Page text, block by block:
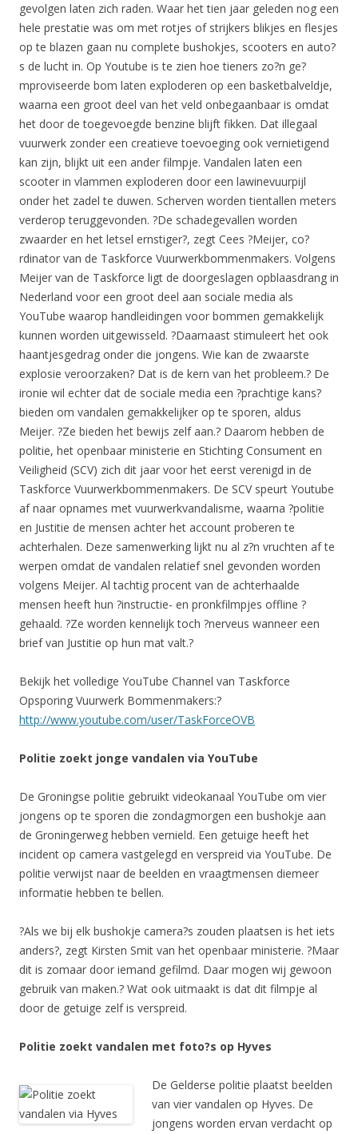
gevolgen laten zich raden. Waar het tien jaar geleden nog een
hele prestatie was om met rotjes of strijkers blikjes en flesjes
op te blazen gaan nu complete bushokjes, scooters en auto?
s de lucht in. Op Youtube is te zien hoe tieners zo?n ge?
mproviseerde bom laten exploderen op een basketbalveldje,
waarna een groot deel van het veld onbegaanbaar is omdat
het door de toegevoegde benzine blijft fikken. Dat illegaal
vuurwerk zonder een creatieve toevoeging ook vernietigend
kan zijn, blijkt uit een ander filmpje. Vandalen laten een
scooter in vlammen exploderen door een lawinevuurpijl
onder het zadel te duwen. Scherven worden tientallen meters
verderop teruggevonden. ?De schadegevallen worden
zwaarder en het letsel ernstiger?, zegt Cees ?Meijer, co?
rdinator van de Taskforce Vuurwerkbommenmakers. Volgens
Meijer van de Taskforce ligt de doorgeslagen opblaasdrang in
Nederland voor een groot deel aan sociale media als
YouTube waarop handleidingen voor bommen gemakkelijk
kunnen worden uitgewisseld. ?Daarnaast stimuleert het ook
haantjesgedrag onder die jongens. Wie kan de zwaarste
explosie veroorzaken? Dat is de kern van het probleem.? De
ironie wil echter dat de sociale media een ?prachtige kans?
bieden om vandalen gemakkelijker op te sporen, aldus
Meijer. ?Ze bieden het bewijs zelf aan.? Daarom hebben de
politie, het openbaar ministerie en Stichting Consument en
Veiligheid (SCV) zich dit jaar voor het eerst verenigd in de
Taskforce Vuurwerkbommenmakers. De SCV speurt Youtube
af naar opnames met vuurwerkvandalisme, waarna ?politie
en Justitie de mensen achter het account proberen te
achterhalen. Deze samenwerking lijkt nu al z?n vruchten af te
werpen omdat de vandalen relatief snel gevonden worden
volgens Meijer. Al tachtig procent van de achterhaalde
mensen heeft hun ?instructie- en pronkfilmpjes offline ?
gehaald. ?Ze worden kennelijk toch ?nerveus wanneer een
brief van Justitie op hun mat valt.?
Bekijk het volledige YouTube Channel van Taskforce
Opsporing Vuurwerk Bommenmakers:?
http://www.youtube.com/user/TaskForceOVB
Politie zoekt jonge vandalen via YouTube
De Groningse politie gebruikt videokanaal YouTube om vier
jongens op te sporen die zondagmorgen een bushokje aan
de Groningerweg hebben vernield. Een getuige heeft het
incident op camera vastgelegd en verspreid via YouTube. De
politie verwijst naar de beelden en vraagtmensen diemeer
informatie hebben te bellen.
?Als we bij elk bushokje camera?s zouden plaatsen is het iets
anders?, zegt Kirsten Smit van het openbaar ministerie. ?Maar
dit is zomaar door iemand gefilmd. Daar mogen wij gewoon
gebruik van maken.? Wat ook uitmaakt is dat dit filmpje al
door de getuige zelf is verspreid.
Politie zoekt vandalen met foto?s op Hyves
De Gelderse politie plaatst beelden
van vier vandalen op Hyves. De
jongens worden ervan verdacht op